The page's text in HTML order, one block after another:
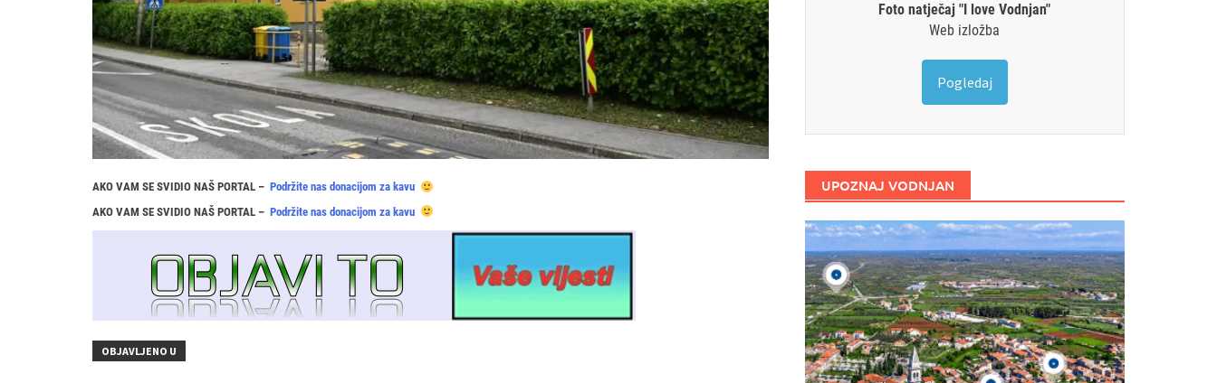
AKO VAM SE SVIDIO NAŠ PORTAL – Podržite nas donacijom za kavu
AKO VAM SE SVIDIO NAŠ PORTAL – Podržite nas donacijom za kavu
OBJAVLJENO U
Foto natječaj "I love Vodnjan"
Web izložba
Pogledaj
UPOZNAJ VODNJAN